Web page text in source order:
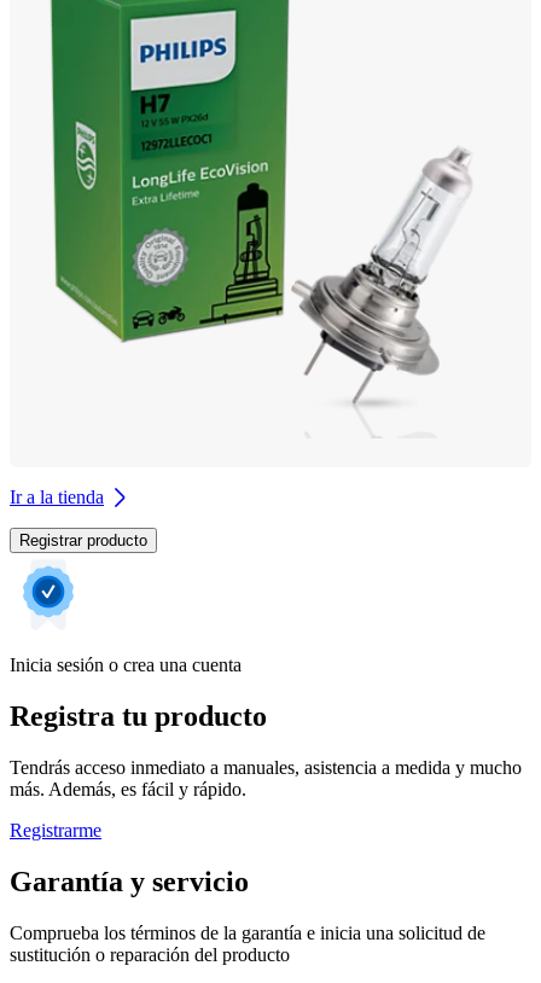
Ir a la tienda
Registrar producto
Inicia sesión o crea una cuenta
Registra tu producto
Tendrás acceso inmediato a manuales, asistencia a medida y mucho
más. Además, es fácil y rápido.
Registrarme
Garantía y servicio
Comprueba los términos de la garantía e inicia una solicitud de
sustitución o reparación del producto